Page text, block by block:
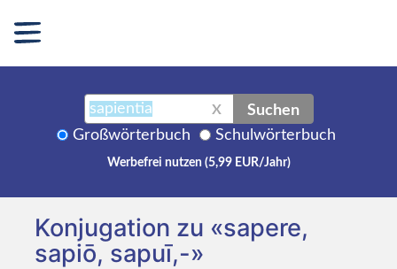
X Suchen
Großwörterbuch Schulwörterbuch
Werbefrei nutzen (5,99 EUR/Jahr)
Konjugation zu «sapere,
sapiō, sapuī,-»